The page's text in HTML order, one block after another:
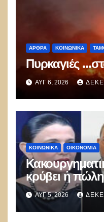
ΑΡΘΡΑ ΚΟΙΝΩΝΙΚΑ
Πυρκαγιές
ΑΥΓ 6, 2026
ΚΟΙΝΩΝΙΚΑ ΟΙΚΟΝΟΜΙΑ
κρύβει ἡ
funds
ΑΥΓ 5, 2026